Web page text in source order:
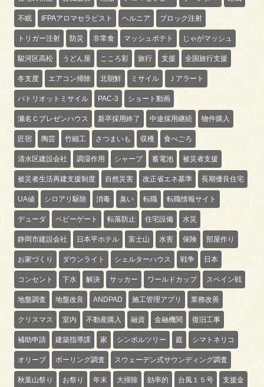
不眠 IFPAアロマセラピスト ヘルニア ブロック注射
トリガー注射 防災 非常食 マッシュポテト じゃがマッシュ
駿河区高松 うどん屋 こころ彩 旅行 支援 全国旅行支援
冬支度 エアコン掃除 北朝鮮 ミサイル Ｊアラート
パトリオットミサイル PAC-3 ショート動画
瀬名Ｃプレゼンハウス 新卒採用終了 中途採用継続 物件購入
匠宿 陶芸 竹細工 さつまいも 収穫 食べごろ
清水区建設会社 調湿作用 シャープ 蓄電池 被災者支援
被災者生活再建支援制度 自然災害 改正省エネ基準 長期優良住宅
UA値 シロアリ駆除 消毒 臭い 転職 転職情報サイト
デューダ ベビーゲート 転落防止 住宅設備 水災
静岡市建設会社 日本平ホテル 富士山 水害 保険 部屋作り
お家づくり ダウンライト シェルターハウス 戦争 日本
コンセント 下水 解決 サッカー ワールドカップ スペイン戦
地盤調査 地盤改良 ANDPAD 施工管理アプリ 業務改善
クリスマス 室内 不動産購入 融資 金融機関 復旧工事
補助申請 建築指導課 家 シンボルツリー 庭 シマトネリコ
オリーブ ボーリング調査 スウェーデン式サウンディング調査
秋葉山祭り お祭り 年末 大掃除 効率的 台風１５号 支援金